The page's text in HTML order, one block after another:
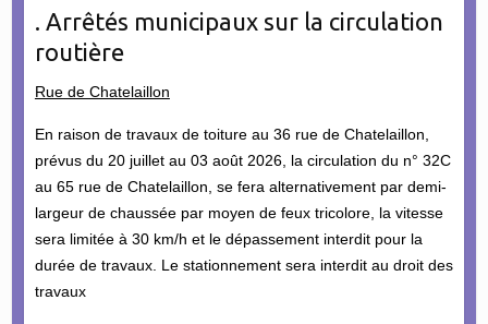
. Arrêtés municipaux sur la circulation
routière
Rue de Chatelaillon
En raison de travaux de toiture au 36 rue de Chatelaillon,
prévus du 20 juillet au 03 août 2026, la circulation du n° 32C
au 65 rue de Chatelaillon, se fera alternativement par demi-
largeur de chaussée par moyen de feux tricolore, la vitesse
sera limitée à 30 km/h et le dépassement interdit pour la
durée de travaux. Le stationnement sera interdit au droit des
travaux